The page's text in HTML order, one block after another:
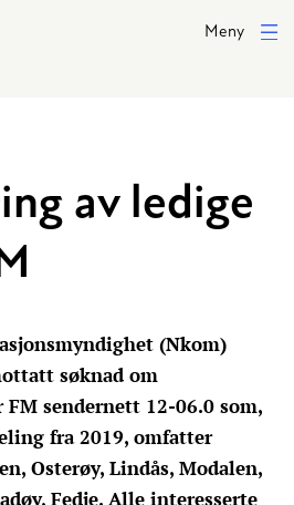
Meny
av ledige
(Nkom)
søknad om
sendernett 12-06.0 som,
fra 2019, omfatter
Osterøy, Lindås, Modalen,
Fedje. Alle interesserte